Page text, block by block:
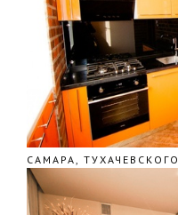
САМАРА, ТУХАЧЕВСКОГО